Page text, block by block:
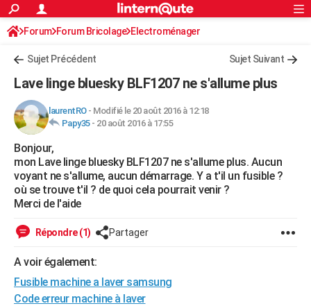
ACTUALITÉS
Politique
Société
Faits Divers
Education
Monde
Villes
+
FINANCE
Retraite
Impôts
Epargne
Immobilier
Risques naturels par ville
Banque
Assurance
Crédit
AUTO
Essais
Réserver un essai
Citadines
Berlines
SUV
Forum auto
+HIGH-TECH
Mobiles
Meilleur smartphone
Internet
Ordinateurs
Jeux vidéo
Guide high-tech
+BRICOLAGE
Forum
Aménagement intérieur
Extérieur
Cuisine
Salle de bains
Jardinage
Rangement
Guides de France
Escapades
Patrimoine
Expositions
Musées
Week-end nature
Art de vivre
Bien-être
Loisirs
Mode
Modes de vie
Alimentation
Guide de la santé
Maladies
Médicaments
Sommeil
VOYAGE
S'inscrire
Connexion
Forum Forum Bricolage Electroménager
Sujet Précédent Sujet Suivant
Lave linge bluesky BLF1207 ne s'allume plus
laurentRO- Modifié le 20 août 2016 à 12:18
Papy35- 20 août 2016 à 17:55
Bonjour,
mon Lave linge bluesky BLF1207 ne s'allume plus. Aucun
voyant ne s'allume, aucun démarrage. Y a t'il un fusible ?
où se trouve t'il ? de quoi cela pourrait venir ?
Merci de l'aide
Répondre (1) Partager
A voir également:
Fusible machine a laver samsung
Code erreur machine à laver